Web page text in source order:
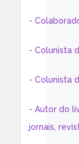
-
- Colunista
- Colunista
- Autor do
jornais,